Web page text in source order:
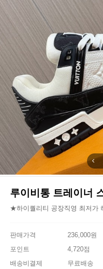
루이비통 트레이너
★하이퀄리티 공장직영 최저가
판매가격
236,000원
포인트
4,720점
배송비결제
무료배송